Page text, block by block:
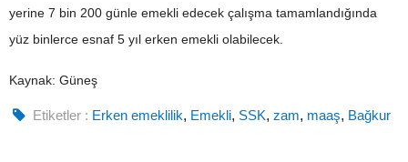
yerine 7 bin 200 günle emekli edecek çalışma tamamlandığında
yüz binlerce esnaf 5 yıl erken emekli olabilecek.
Kaynak: Güneş
Etiketler : Erken emeklilik, Emekli, SSK,zam, maaş, Bağkur